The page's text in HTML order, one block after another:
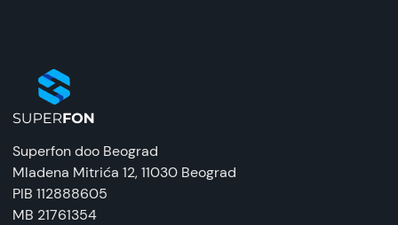
Superfon doo Beograd
Mladena Mitrića 12, 11030 Beograd
PIB 112888605
MB 21761354